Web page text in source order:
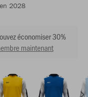
2028
économiser 30%
maintenant